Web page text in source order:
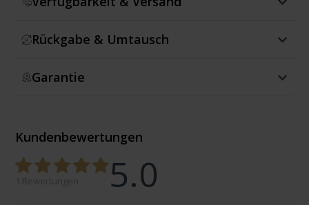
Rückgabe & Umtausch
Garantie
Kundenbewertungen
5.0